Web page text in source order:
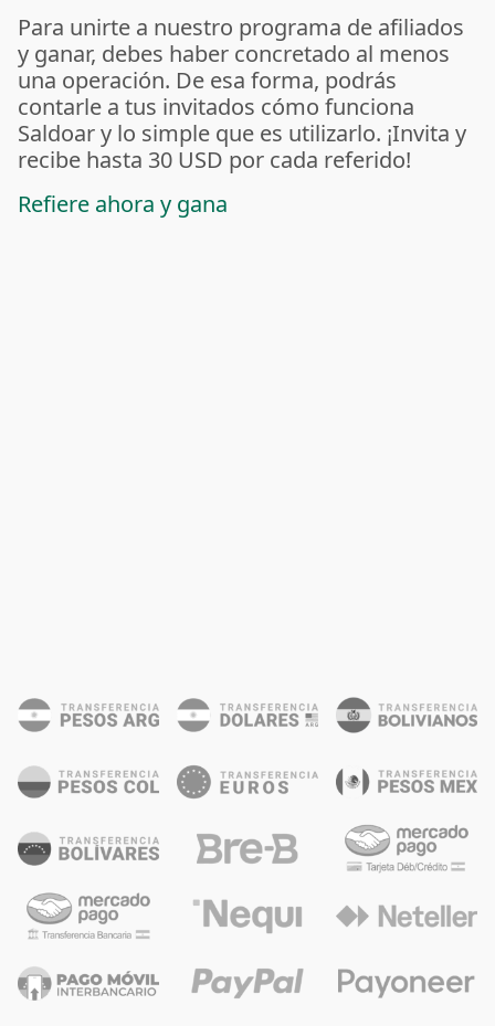
Para unirte a nuestro programa de afiliados
y ganar, debes haber concretado al menos
una operación. De esa forma, podrás
contarle a tus invitados cómo funciona
Saldoar y lo simple que es utilizarlo. ¡Invita y
recibe hasta 30 USD por cada referido!
Refiere ahora y gana